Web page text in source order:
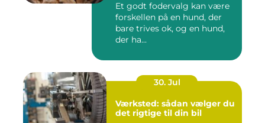
Et godt fodervalg kan være
forskellen på en hund, der
bare trives ok, og en hund,
der ha...
30. Jul
Værksted: sådan vælger du
det rigtige til din bil